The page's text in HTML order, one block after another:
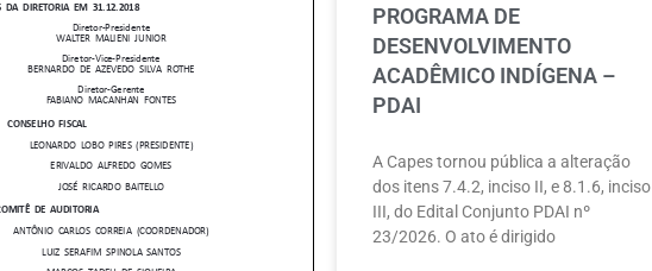
PROGRAMA DE
DESENVOLVIMENTO
ACADÊMICO INDÍGENA –
PDAI
A Capes tornou pública a alteração
dos itens 7.4.2, inciso II, e 8.1.6, inciso
III, do Edital Conjunto PDAI nº
23/2026. O ato é dirigido